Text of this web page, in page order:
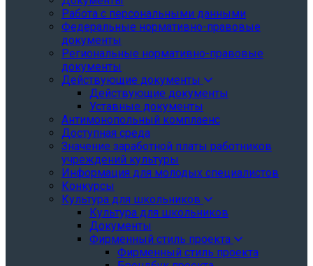
Работа с персональными данными
Федеральные нормативно-правовые
документы
Региональные нормативно-правовые
документы
Действующие документы
Действующие документы
Уставные документы
Антимонопольный комплаенс
Доступная среда
Значение заработной платы работников
учреждений культуры
Информация для молодых специалистов
Конкурсы
Культура для школьников
Культура для школьников
Документы
Фирменный стиль проекта
Фирменный стиль проекта